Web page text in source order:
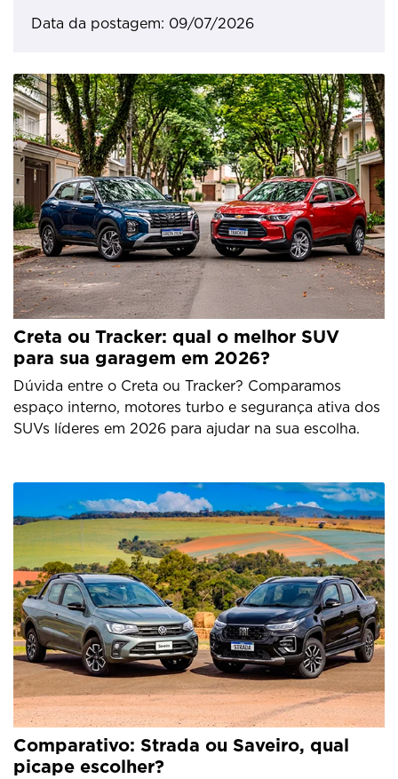
Data da postagem: 09/07/2026
Creta ou Tracker: qual o melhor SUV
para sua garagem em 2026?
Dúvida entre o Creta ou Tracker? Comparamos
espaço interno, motores turbo e segurança ativa dos
SUVs líderes em 2026 para ajudar na sua escolha.
Comparativo: Strada ou Saveiro, qual
picape escolher?